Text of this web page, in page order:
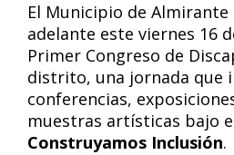
El Municipio de
adelante este viernes 16
Primer Congreso de
distrito, una jornada que
conferencias,
muestras artísticas bajo
Construyamos Inclusión.